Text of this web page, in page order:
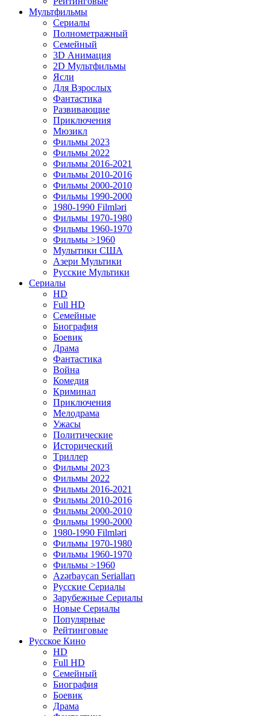
Мультфильмы
Сериалы
Полнометражный
Семейный
3D Анимация
2D Мультфильмы
Ясли
Для Взрослых
Фантастика
Развивающие
Приключения
Мюзикл
Фильмы 2023
Фильмы 2022
Фильмы 2016-2021
Фильмы 2010-2016
Фильмы 2000-2010
Фильмы 1990-2000
1980-1990 Filmləri
Фильмы 1970-1980
Фильмы 1960-1970
Фильмы >1960
Мулытики США
Азери Мультики
Русские Мультики
Сериалы
HD
Full HD
Семейные
Биография
Боевик
Драма
Фантастика
Война
Комедия
Криминал
Приключения
Мелодрама
Ужасы
Политические
Исторический
Tриллер
Фильмы 2023
Фильмы 2022
Фильмы 2016-2021
Фильмы 2010-2016
Фильмы 2000-2010
Фильмы 1990-2000
1980-1990 Filmləri
Фильмы 1970-1980
Фильмы 1960-1970
Фильмы >1960
Azərbaycan Serialları
Русские Сериалы
Зарубежные Сериалы
Новые Сериалы
Популярные
Рейтинговые
Русское Кино
HD
Full HD
Семейный
Биография
Боевик
Драма